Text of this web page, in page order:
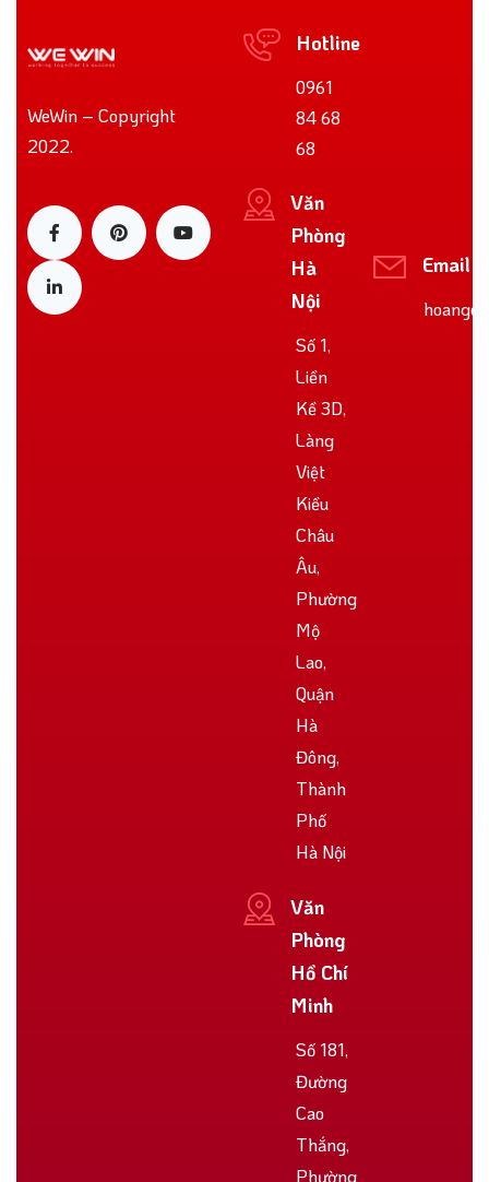
WeWin – Copyright
2022.
Hotline
0961
84 68
68
Văn
Phòng
Hà
Nội
Số 1,
Liền
Kề 3D,
Làng
Việt
Kiều
Châu
Âu,
Phường
Mộ
Lao,
Quận
Hà
Đông,
Thành
Phố
Hà Nội
Văn
Phòng
Hồ Chí
Minh
Số 181,
Đường
Cao
Thắng,
Phường
Email